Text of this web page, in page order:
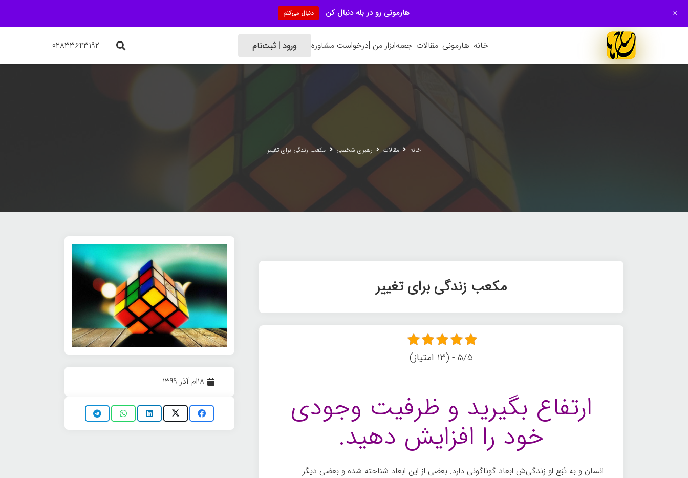
خانه |هارمونی |مقالات |جعبه‌ابزار من |درخواست مشاوره ورود | ثبت‌نام ۰۲۸۳۳۶۴۳۱۹۲
خانه مقالات رهبری شخصی مکعب زندگی برای تغییر
مکعب زندگی برای تغییر
5/5 - (13 امتیاز)
ارتفاع بگیرید و ظرفیت وجودی
خود را افزایش دهید.
انسان و به تَبَع او زندگی‌ش ابعاد گوناگونی دارد. بعضی از این ابعاد شناخته شده و بعضی دیگر
18ام آذر 1399
هارمونی رو در بله دنبال کن دنبال می‌کنم +